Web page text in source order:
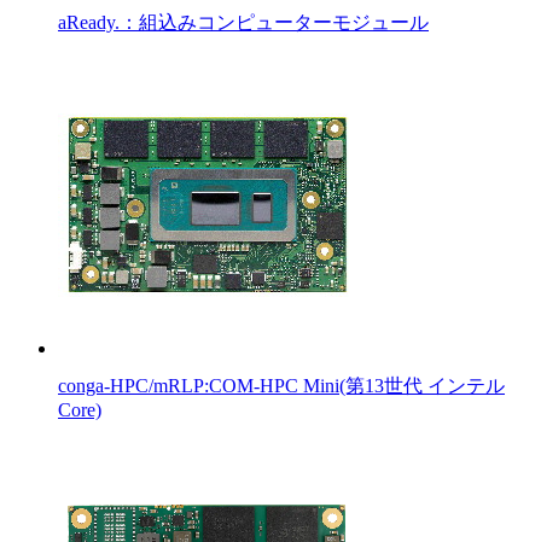
aReady.：組込みコンピューターモジュール
conga-HPC/mRLP:COM-HPC Mini(第13世代 インテル
Core)